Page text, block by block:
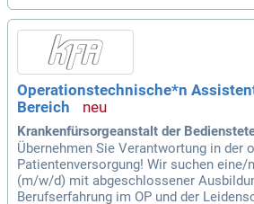
Operationstechnische*n
Bereich
Krankenfürsorgeanstalt der
Übernehmen Sie Verantwortung in der
Patientenversorgung! Wir suchen eine/
(m/w/d) mit abgeschlossener
Berufserfahrung im OP und der